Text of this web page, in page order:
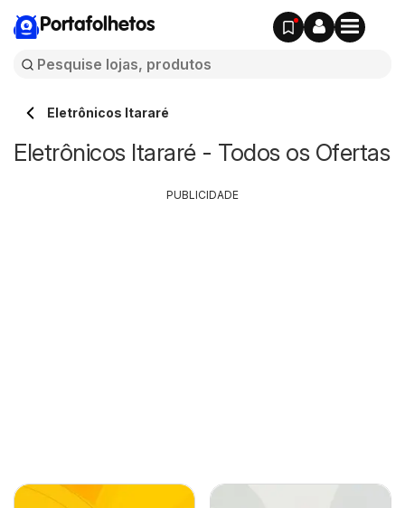
Portafolhetos
Eletrônicos Itararé
Eletrônicos Itararé - Todos os Ofertas
PUBLICIDADE